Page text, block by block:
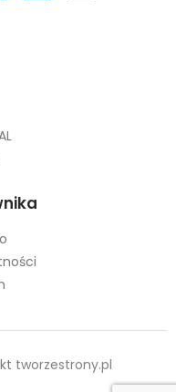
tworzestrony.pl